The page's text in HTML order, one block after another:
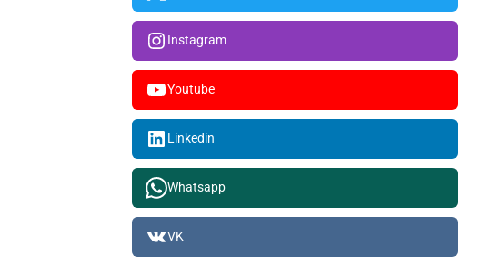
Instagram
Youtube
Linkedin
Whatsapp
VK